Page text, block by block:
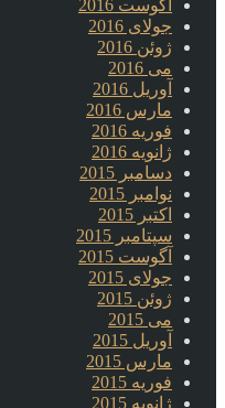
آگوست 2016
جولای 2016
ژوئن 2016
می 2016
آوریل 2016
مارس 2016
فوریه 2016
ژانویه 2016
دسامبر 2015
نوامبر 2015
اکتبر 2015
سپتامبر 2015
آگوست 2015
جولای 2015
ژوئن 2015
می 2015
آوریل 2015
مارس 2015
فوریه 2015
ژانویه 2015